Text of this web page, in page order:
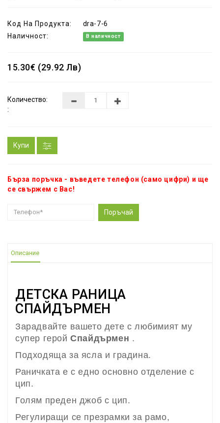
Код На Продукта:
dra-7-6
Наличност:
В наличност
15.30€ (29.92 Лв)
Количество:
:
Купи
Бърза поръчка - въведете телефон (само цифри) и ще
се свържем с Вас!
Поръчай
Описание
ДЕТСКА РАНИЦА
СПАЙДЪРМЕН
Зарадвайте вашето дете с любимият му
супер геройСпайдърмен .
Подходяща за ясла и градина.
Раничката е с едно основно отделение с
цип.
Голям преден джоб с цип.
Регулиращи се презрамки за рамо,